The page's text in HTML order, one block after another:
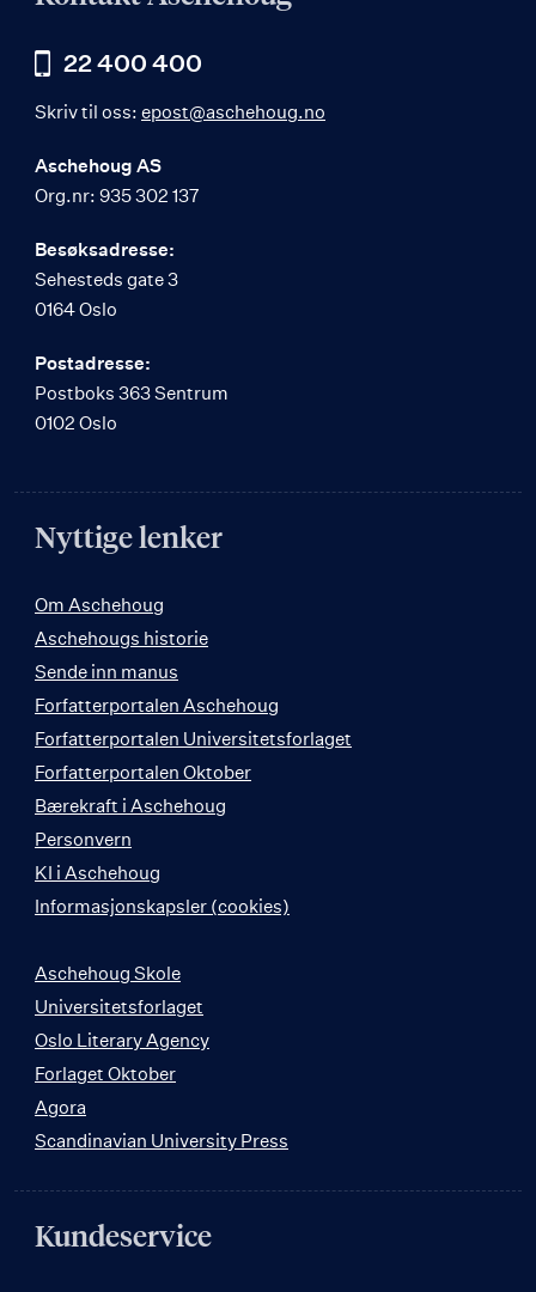
22 400 400
Skriv til oss: epost@aschehoug.no
Aschehoug AS
Org.nr: 935 302 137
Besøksadresse:
Sehesteds gate 3
0164 Oslo
Postadresse:
Postboks 363 Sentrum
0102 Oslo
Nyttige lenker
Om Aschehoug
Aschehougs historie
Sende inn manus
Forfatterportalen Aschehoug
Forfatterportalen Universitetsforlaget
Forfatterportalen Oktober
Bærekraft i Aschehoug
Personvern
KI i Aschehoug
Informasjonskapsler (cookies)
Aschehoug Skole
Universitetsforlaget
Oslo Literary Agency
Forlaget Oktober
Agora
Scandinavian University Press
Kundeservice